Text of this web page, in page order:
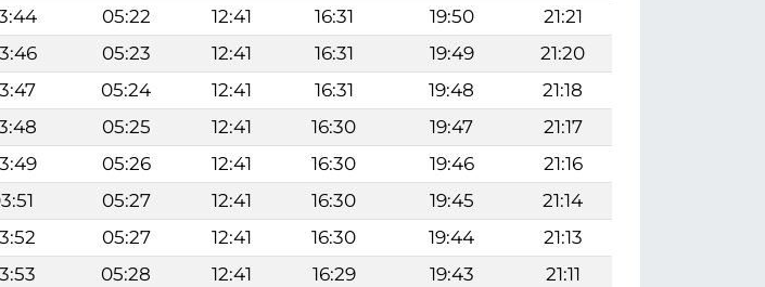
05:22 12:41 16:31 19:50
21:21
05:23 12:41 16:31 19:49
21:20
05:24 12:41 16:31 19:48
21:18
05:25 12:41 16:30 19:47
21:17
05:26 12:41 16:30 19:46
21:16
05:27 12:41 16:30 19:45
21:14
05:27 12:41 16:30 19:44
21:13
05:28 12:41 16:29 19:43
21:11